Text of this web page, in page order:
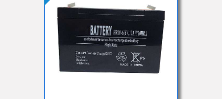
Añadir